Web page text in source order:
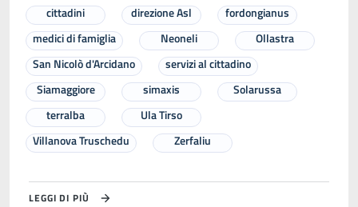
cittadini
direzione Asl
fordongianus
medici di famiglia
Neoneli
Ollastra
San Nicolò d'Arcidano
servizi al cittadino
Siamaggiore
simaxis
Solarussa
terralba
Ula Tirso
Villanova Truschedu
Zerfaliu
LEGGI DI PIÙ